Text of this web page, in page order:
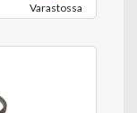
Varastossa